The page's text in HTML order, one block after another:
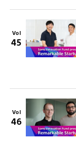
Vol
45
Vol
46